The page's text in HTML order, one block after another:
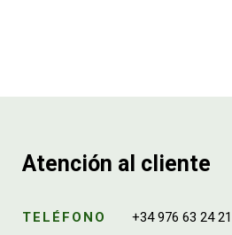
Atención al cliente
TELÉFONO +34 976 63 24 21